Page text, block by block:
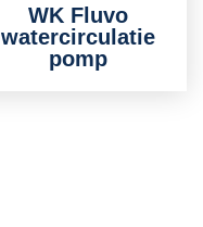
WK Fluvo
watercirculatie
pomp